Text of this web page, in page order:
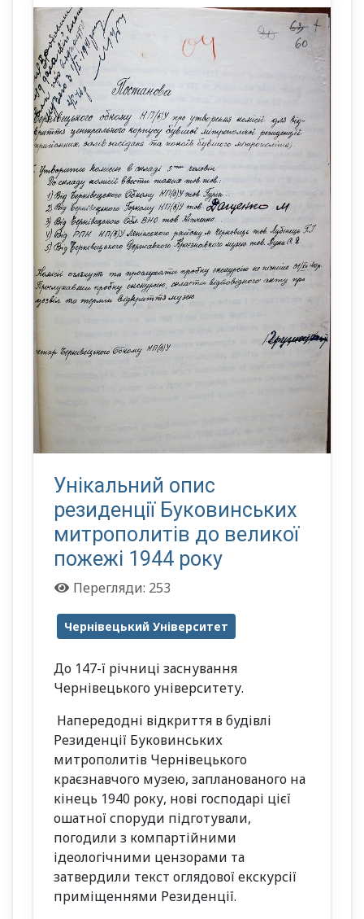
Унікальний опис
резиденції Буковинських
митрополитів до великої
пожежі 1944 року
Перегляди: 253
Чернівецький Університет
До 147-ї річниці заснування
Чернівецького університету.
Напередодні відкриття в будівлі
Резиденції Буковинських
митрополитів Чернівецького
краєзнавчого музею, запланованого на
кінець 1940 року, нові господарі цієї
ошатної споруди підготували,
погодили з компартійними
ідеологічними цензорами та
затвердили текст оглядової екскурсії
приміщеннями Резиденції.